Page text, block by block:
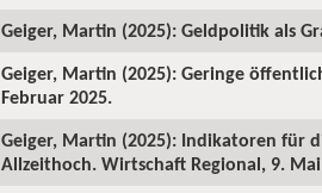
Geiger, Martin (2025): Geldpolitik als
Geiger, Martin (2025): Geringe
Februar 2025.
Geiger, Martin (2025): Indikatoren für
Allzeithoch. Wirtschaft Regional, 9.